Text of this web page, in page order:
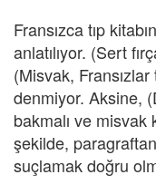
Fransızca tıp
anlatılıyor. (Sert
(Misvak,
denmiyor. Aksine,
bakmalı ve misvak
şekilde,
suçlamak doğru